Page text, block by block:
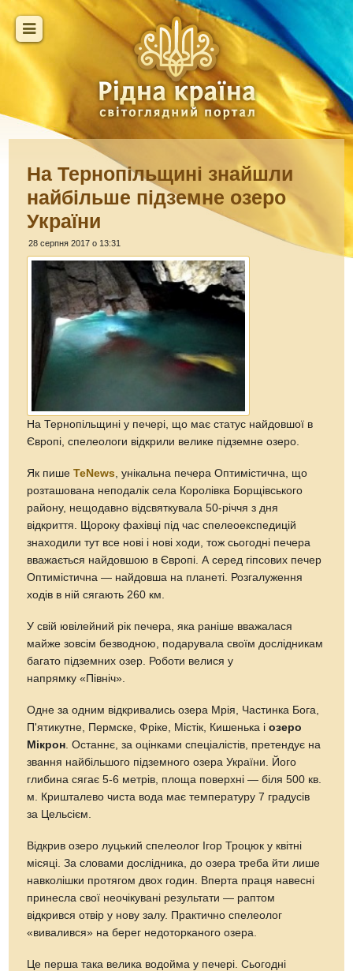
На Тернопільщині знайшли
найбільше підземне озеро
України
28 серпня 2017 о 13:31
На Тернопільщині у печері, що має статус найдовшої в
Європі, спелеологи відкрили велике підземне озеро.
Як пишеTeNews , унікальна печера Оптимістична, що
розташована неподалік села Королівка Борщівського
району, нещодавно відсвяткувала 50-річчя з дня
відкриття. Щороку фахівці під час спелеоекспедицій
знаходили тут все нові і нові ходи, тож сьогодні печера
вважається найдовшою в Європі. А серед гіпсових печер
Оптимістична — найдовша на планеті. Розгалуження
ходів в ній сягають 260 км.
У свій ювілейний рік печера, яка раніше вважалася
майже зовсім безводною, подарувала своїм дослідникам
багато підземних озер. Роботи велися у
напрямку «Північ».
Одне за одним відкривались озера Мрія, Частинка Бога,
П'ятикутне, Пермске, Фріке, Містік, Кишенька іозеро
Мікрон . Останнє, за оцінками спеціалістів, претендує на
звання найбільшого підземного озера України. Його
глибина сягає 5-6 метрів, площа поверхні — біля 500 кв.
м. Кришталево чиста вода має температуру 7 градусів
за Цельсієм.
Відкрив озеро луцький спелеолог Ігор Троцюк у квітні
місяці. За словами дослідника, до озера треба йти лише
навколішки протягом двох годин. Вперта праця навесні
принесла свої неочікувані результати — раптом
відкрився отвір у нову залу. Практично спелеолог
«вивалився» на берег недоторканого озера.
Це перша така велика водойма у печері. Сьогодні